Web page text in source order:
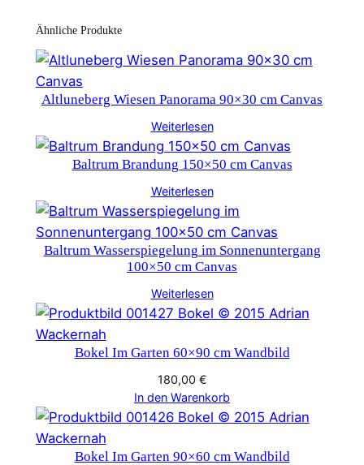
Ähnliche Produkte
Altluneberg Wiesen Panorama 90×30 cm Canvas
Weiterlesen
Baltrum Brandung 150×50 cm Canvas
Weiterlesen
Baltrum Wasserspiegelung im Sonnenuntergang
100×50 cm Canvas
Weiterlesen
Bokel Im Garten 60×90 cm Wandbild
180,00 €
In den Warenkorb
Bokel Im Garten 90×60 cm Wandbild